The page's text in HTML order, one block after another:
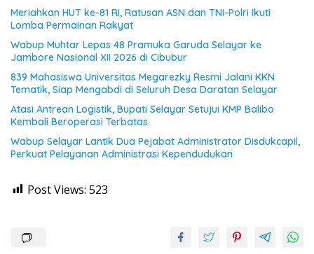
Meriahkan HUT ke-81 RI, Ratusan ASN dan TNI-Polri Ikuti
Lomba Permainan Rakyat
Wabup Muhtar Lepas 48 Pramuka Garuda Selayar ke
Jambore Nasional XII 2026 di Cibubur
839 Mahasiswa Universitas Megarezky Resmi Jalani KKN
Tematik, Siap Mengabdi di Seluruh Desa Daratan Selayar
Atasi Antrean Logistik, Bupati Selayar Setujui KMP Balibo
Kembali Beroperasi Terbatas
Wabup Selayar Lantik Dua Pejabat Administrator Disdukcapil,
Perkuat Pelayanan Administrasi Kependudukan
Post Views: 523